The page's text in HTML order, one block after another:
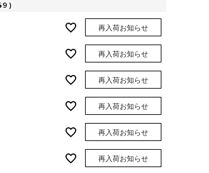
再入荷お知らせ
再入荷お知らせ
再入荷お知らせ
再入荷お知らせ
再入荷お知らせ
再入荷お知らせ